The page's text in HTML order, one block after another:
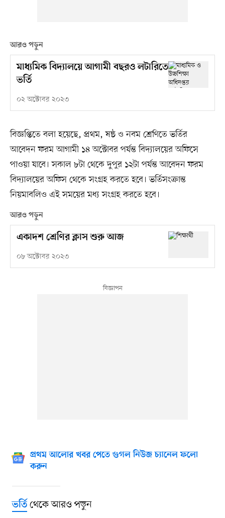
আরও পড়ুন
মাধ্যমিক বিদ্যালয়ে আগামী বছরও লটারিতে
ভর্তি
০২ অক্টোবর ২০২৩
বিজ্ঞপ্তিতে বলা হয়েছে, প্রথম, ষষ্ঠ ও নবম শ্রেণিতে ভর্তির
আবেদন ফরম আগামী ১৪ অক্টোবর পর্যন্ত বিদ্যালয়ের অফিসে
পাওয়া যাবে। সকাল ৮টা থেকে দুপুর ১২টা পর্যন্ত আবেদন ফরম
বিদ্যালয়ের অফিস থেকে সংগ্রহ করতে হবে। ভর্তিসংক্রান্ত
নিয়মাবলিও এই সময়ের মধ্য সংগ্রহ করতে হবে।
আরও পড়ুন
একাদশ শ্রেণির ক্লাস শুরু আজ
০৮ অক্টোবর ২০২৩
প্রথম আলোর খবর পেতে গুগল নিউজ চ্যানেল ফলো
করুন
ভর্তিথেকে আরও পড়ুন